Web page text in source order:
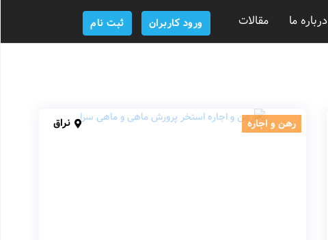
درباره ما مقالات ورود کاربران ثبت نام
رهن و اجاره نراق